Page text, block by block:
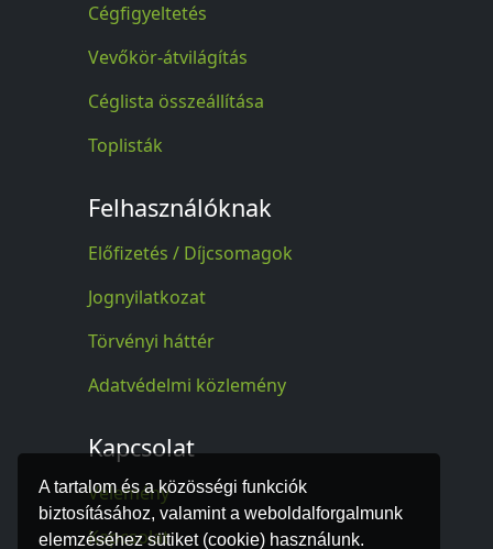
A tartalom és a közösségi funkciók
biztosításához, valamint a weboldalforgalmunk
elemzéséhez sütiket (cookie) használunk.
Cégfigyeltetés
Vevőkör-átvilágítás
Céglista összeállítása
Toplisták
Felhasználóknak
Előfizetés / Díjcsomagok
Jognyilatkozat
Törvényi háttér
Adatvédelmi közlemény
Kapcsolat
Vélemény
Kapcsolat